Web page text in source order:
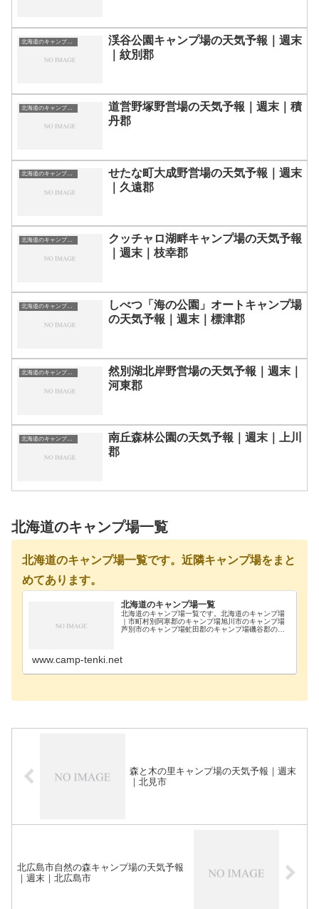
北海道のキャンプ場一覧
渓谷公園キャンプ場の天気予報｜週末
｜紋別郡
北海道のキャンプ場一覧
道営野塚野営場の天気予報｜週末｜積
丹郡
北海道のキャンプ場一覧
せたな町大成野営場の天気予報｜週末
｜久遠郡
北海道のキャンプ場一覧
クッチャロ湖畔キャンプ場の天気予報
｜週末｜枝幸郡
北海道のキャンプ場一覧
しべつ「海の公園」オートキャンプ場
の天気予報｜週末｜標津郡
北海道のキャンプ場一覧
然別湖北岸野営場の天気予報｜週末｜
河東郡
北海道のキャンプ場一覧
南丘森林公園の天気予報｜週末｜上川
郡
北海道のキャンプ場一覧
北海道のキャンプ場一覧です。近隣キャンプ場をまと
めてあります。
北海道のキャンプ場一覧
北海道のキャンプ場一覧です。北海道のキャンプ場
｜市町村別阿寒郡のキャンプ場旭川市のキャンプ場
芦別市のキャンプ場虻田郡のキャンプ場磯谷郡のキ
www.camp-tenki.net
森と木の里キャンプ場の天気予報｜週末
｜北見市
北広島市自然の森キャンプ場の天気予報
｜週末｜北広島市